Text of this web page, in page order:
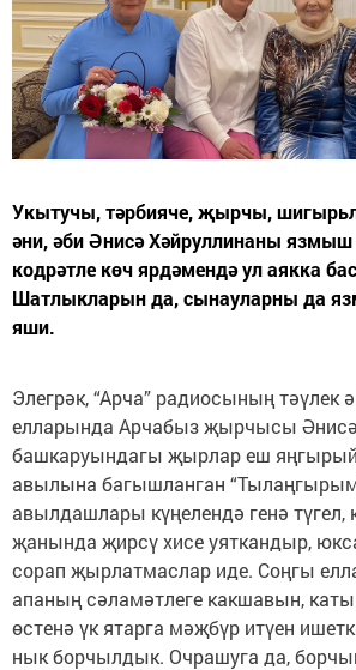
Укытучы, тәрбияче, җырчы,
әни, әби Әнисә Хәйруллинаны
кодрәтле көч ярдәмендә ул аякка
Шатлыкларын да, сынауларны да
яши.
Элегрәк, “Арча” радиосының тәүлек
елларында Арчабыз җырчысы
башкаруындагы җырлар еш яңгырый
авылына багышланган
авылдашлары күңелендә генә түгел,
җанында җирсү хисе уяткандыр,
сорап җырлатмаслар иде. Соңгы
апаның сәламәтлеге какшавын,
өстенә үк ятарга мәҗбүр итүен
нык борчылдык. Очрашуга да,